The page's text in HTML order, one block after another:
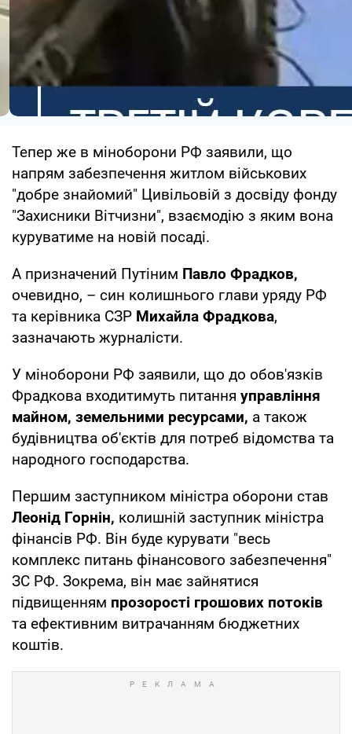
Тепер же в міноборони РФ заявили, що
напрям забезпечення житлом військових
"добре знайомий" Цивільовій з досвіду фонду
"Захисники Вітчизни", взаємодію з яким вона
куруватиме на новій посаді.
А призначений Путіним Павло Фрадков,
очевидно, – син колишнього глави уряду РФ
та керівника СЗР Михайла Фрадкова,
зазначають журналісти.
У міноборони РФ заявили, що до обов'язків
Фрадкова входитимуть питання управління
майном, земельними ресурсами, а також
будівництва об'єктів для потреб відомства та
народного господарства.
Першим заступником міністра оборони став
Леонід Горнін, колишній заступник міністра
фінансів РФ. Він буде курувати "весь
комплекс питань фінансового забезпечення"
ЗС РФ. Зокрема, він має зайнятися
підвищенням прозорості грошових потоків
та ефективним витрачанням бюджетних
коштів.